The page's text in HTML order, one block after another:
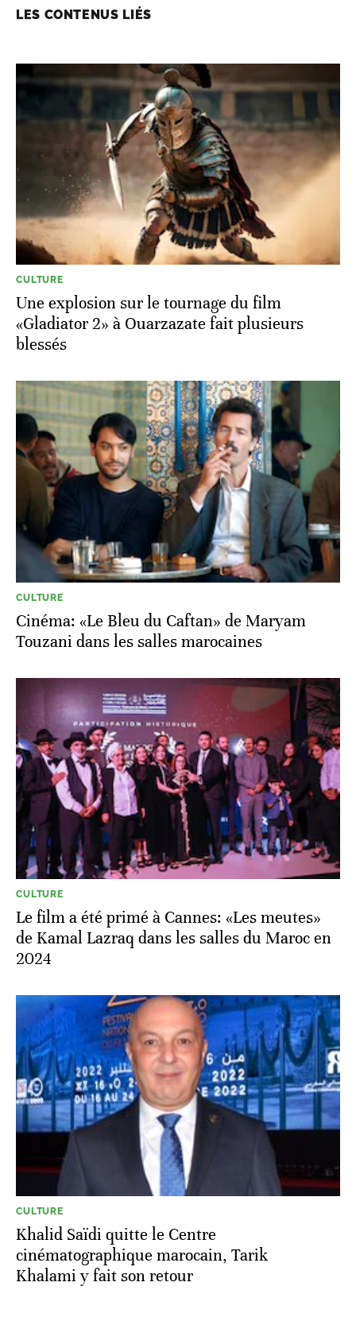
LES CONTENUS LIÉS
CULTURE
Une explosion sur le tournage du film
«Gladiator 2» à Ouarzazate fait plusieurs
blessés
CULTURE
Cinéma: «Le Bleu du Caftan» de Maryam
Touzani dans les salles marocaines
CULTURE
Le film a été primé à Cannes: «Les meutes»
de Kamal Lazraq dans les salles du Maroc en
2024
CULTURE
Khalid Saïdi quitte le Centre
cinématographique marocain, Tarik
Khalami y fait son retour